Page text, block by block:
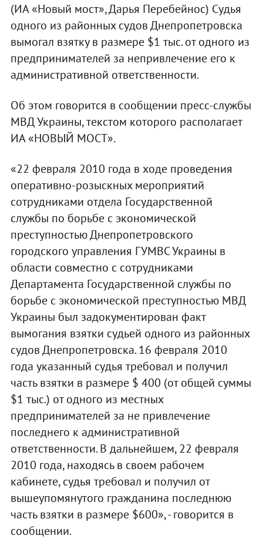
(ИА «Новый мост», Дарья Перебейнос) Судья
одного из районных судов Днепропетровска
вымогал взятку в размере $1 тыс. от одного из
предпринимателей за непривлечение его к
административной ответственности.
Об этом говорится в сообщении пресс-службы
МВД Украины, текстом которого располагает
ИА «НОВЫЙ МОСТ».
«22 февраля 2010 года в ходе проведения
оперативно-розыскных мероприятий
сотрудниками отдела Государственной
службы по борьбе с экономической
преступностью Днепропетровского
городского управления ГУМВС Украины в
области совместно с сотрудниками
Департамента Государственной службы по
борьбе с экономической преступностью МВД
Украины был задокументирован факт
вымогания взятки судьей одного из районных
судов Днепропетровска. 16 февраля 2010
года указанный судья требовал и получил
часть взятки в размере $ 400 (от общей суммы
$1 тыс.) от одного из местных
предпринимателей за не привлечение
последнего к административной
ответственности. В дальнейшем, 22 февраля
2010 года, находясь в своем рабочем
кабинете, судья требовал и получил от
вышеупомянутого гражданина последнюю
часть взятки в размере $600», - говорится в
сообщении.